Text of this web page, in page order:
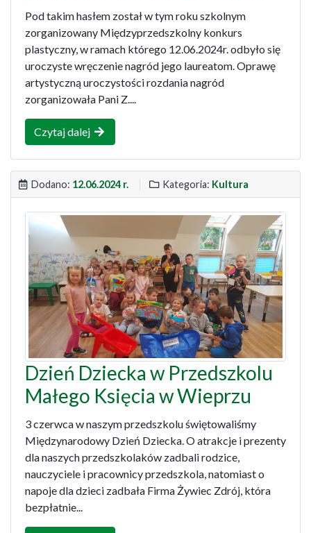
Pod takim hasłem został w tym roku szkolnym
zorganizowany Międzyprzedszkolny konkurs
plastyczny, w ramach którego 12.06.2024r. odbyło się
uroczyste wręczenie nagród jego laureatom. Oprawę
artystyczną uroczystości rozdania nagród
zorganizowała Pani Z....
Czytaj dalej
Dodano: 12.06.2024 r. Kategoria: Kultura
Dzień Dziecka w Przedszkolu
Małego Księcia w Wieprzu
3 czerwca w naszym przedszkolu świętowaliśmy
Międzynarodowy Dzień Dziecka. O atrakcje i prezenty
dla naszych przedszkolaków zadbali rodzice,
nauczyciele i pracownicy przedszkola, natomiast o
napoje dla dzieci zadbała Firma Żywiec Zdrój, która
bezpłatnie...